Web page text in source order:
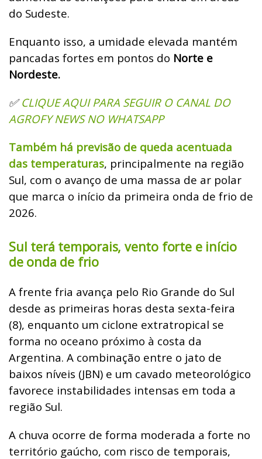
do Sudeste.
Enquanto isso, a umidade elevada mantém
pancadas fortes em pontos do Norte e
Nordeste.
✅ CLIQUE AQUI PARA SEGUIR O CANAL DO
AGROFY NEWS NO WHATSAPP
Também há previsão de queda acentuada
das temperaturas, principalmente na região
Sul, com o avanço de uma massa de ar polar
que marca o início da primeira onda de frio de
2026.
Sul terá temporais, vento forte e início
de onda de frio
A frente fria avança pelo Rio Grande do Sul
desde as primeiras horas desta sexta-feira
(8), enquanto um ciclone extratropical se
forma no oceano próximo à costa da
Argentina. A combinação entre o jato de
baixos níveis (JBN) e um cavado meteorológico
favorece instabilidades intensas em toda a
região Sul.
A chuva ocorre de forma moderada a forte no
território gaúcho, com risco de temporais,